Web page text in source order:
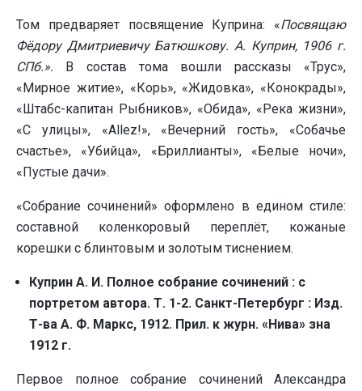
Том предваряет посвящение Куприна: «Посвящаю
Фёдору Дмитриевичу Батюшкову. А. Куприн, 1906 г.
СПб.». В состав тома вошли рассказы «Трус»,
«Мирное житие», «Корь», «Жидовка», «Конокрады»,
«Штабс-капитан Рыбников», «Обида», «Река жизни»,
«С улицы», «Allez!», «Вечерний гость», «Собачье
счастье», «Убийца», «Бриллианты», «Белые ночи»,
«Пустые дачи».
«Собрание сочинений» оформлено в едином стиле:
составной коленкоровый переплёт, кожаные
корешки с блинтовым и золотым тиснением.
Куприн А. И. Полное собрание сочинений : с
портретом автора. Т. 1-2. Санкт-Петербург : Изд.
Т-ва А. Ф. Маркс, 1912. Прил. к журн. «Нива» зна
1912 г.
Первое полное собрание сочинений Александра